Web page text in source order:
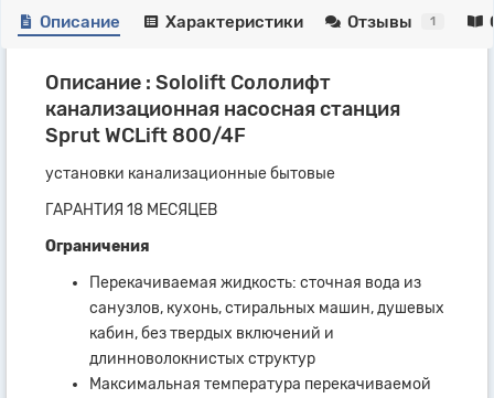
Описание Характеристики Отзывы 1
Описание : Sololift Сололифт
канализационная насосная станция
Sprut WCLift 800/4F
установки канализационные бытовые
ГАРАНТИЯ 18 МЕСЯЦЕВ
Ограничения
Перекачиваемая жидкость: сточная вода из
санузлов, кухонь, стиральных машин, душевых
кабин, без твердых включений и
длинноволокнистых структур
Максимальная температура перекачиваемой